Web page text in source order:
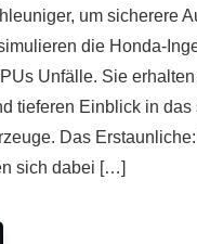
um sicherere
die Honda-
Unfälle. Sie
tieferen Einblick in das
Das
sich dabei […]